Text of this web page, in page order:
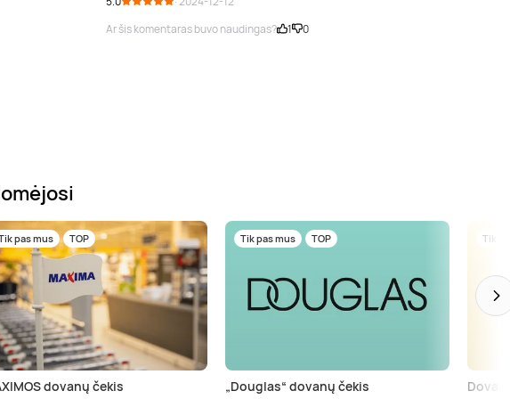
Ar šis komentaras buvo naudingas?
1 0
pas mus TOP
dovanų čekis
Tik pas mus TOP
„Douglas“ dovanų čekis
Tik